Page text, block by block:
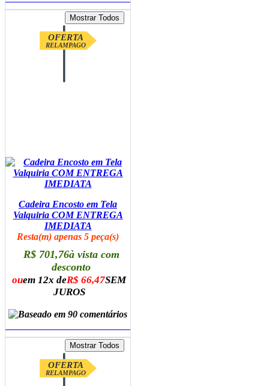
OFERTA
RELAMPAGO
Cadeira Encosto em Tela
Valquiria COM ENTREGA
IMEDIATA
Resta(m) apenas 5 peça(s)
R$ 701,76à vista com
desconto
ouem 12x deR$ 66,47SEM
JUROS
OFERTA
RELAMPAGO